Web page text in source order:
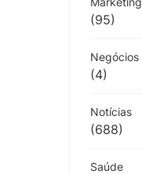
(95)
Negócios
(4)
Notícias
(688)
Saúde